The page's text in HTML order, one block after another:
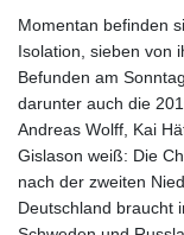
Momentan befinden
Isolation, sieben von
Befunden am
darunter auch die
Andreas Wolff, Kai
Gislason weiß: Die
nach der zweiten
Deutschland braucht